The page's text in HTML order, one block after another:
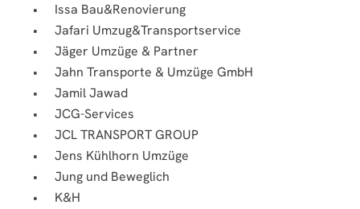
Issa Bau&Renovierung
Jafari Umzug&Transportservice
Jäger Umzüge & Partner
Jahn Transporte & Umzüge GmbH
Jamil Jawad
JCG-Services
JCL TRANSPORT GROUP
Jens Kühlhorn Umzüge
Jung und Beweglich
K&H